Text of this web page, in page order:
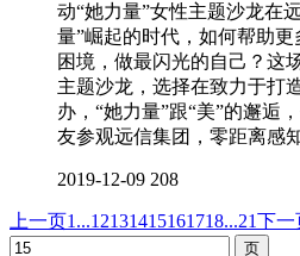
动“她力量”女性主题沙龙在
量”崛起的时代，如何帮助
困境，做最闪光的自己？这
主题沙龙，选择在致力于打
办，“她力量”跟“美”的邂逅
友参观远信集团，零距离感
2019-12-09 208
上一页1...12131415161718...21下一